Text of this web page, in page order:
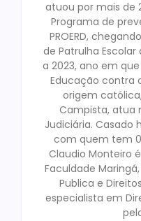
atuou por mais de
Programa de
PROERD,
de Patrulha Escolar
a 2023, ano em
Educação contra
origem
Campista, atua
Judiciária. Casado
com quem tem
Claudio Monteiro
Faculdade
Publica e
especialista em